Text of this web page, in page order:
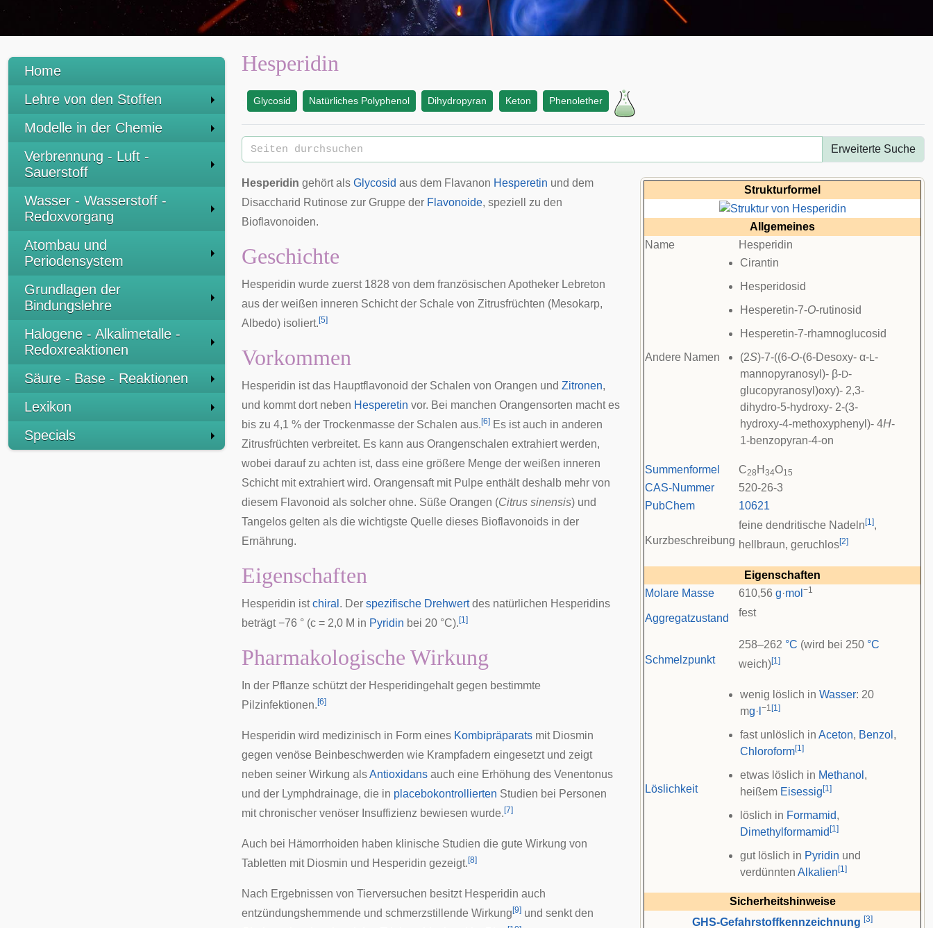
Home
Lehre von den Stoffen
Modelle in der Chemie
Verbrennung - Luft -
Sauerstoff
Wasser - Wasserstoff -
Redoxvorgang
Atombau und
Periodensystem
Grundlagen der
Bindungslehre
Halogene - Alkalimetalle -
Redoxreaktionen
Säure - Base - Reaktionen
Lexikon
Specials
Hesperidin
Glycosid Natürliches Polyphenol Dihydropyran Keton Phenolether
Erweiterte Suche
Strukturformel
Allgemeines
Name
Hesperidin
Andere Namen
Cirantin
Hesperidosid
Hesperetin-7-O-rutinosid
Hesperetin-7-rhamnoglucosid
(2S)-7-((6-O-(6-Desoxy- α-L -
mannopyranosyl)- β-D-
glucopyranosyl)oxy)- 2,3-
dihydro-5-hydroxy- 2-(3-
hydroxy-4-methoxyphenyl)- 4H-
1-benzopyran-4-on
Summenformel C28 H 34O15
CAS-Nummer
520-26-3
PubChem
10621
Kurzbeschreibung
feine dendritische Nadeln [1],
hellbraun, geruchlos[2]
Eigenschaften
Molare Masse
610,56 g·mol −1
Aggregatzustand fest
Schmelzpunkt
258–262 °C (wird bei 250 °C
weich)[1]
Löslichkeit
wenig löslich in Wasser: 20
mg· −1 [1]
fast unlöslich in Aceton, Benzol ,
Chloroform[1]
etwas löslich in Methanol ,
heißem Eisessig [1]
löslich in Formamid,
Dimethylformamid [1]
gut löslich in Pyridin und
verdünnten Alkalien [1]
Sicherheitshinweise
GHS-Gefahrstoffkennzeichnung [3]
Hesperidin gehört als Glycosid aus dem Flavanon Hesperetin und dem
Disaccharid Rutinose zur Gruppe der Flavonoide, speziell zu den
Bioflavonoiden.
Geschichte
Hesperidin wurde zuerst 1828 von dem französischen Apotheker Lebreton
aus der weißen inneren Schicht der Schale von Zitrusfrüchten (Mesokarp,
Albedo) isoliert. [5]
Vorkommen
Hesperidin ist das Hauptflavonoid der Schalen von Orangen und Zitronen,
und kommt dort neben Hesperetin vor. Bei manchen Orangensorten macht es
bis zu 4,1 % der Trockenmasse der Schalen aus. [6] Es ist auch in anderen
Zitrusfrüchten verbreitet. Es kann aus Orangenschalen extrahiert werden,
wobei darauf zu achten ist, dass eine größere Menge der weißen inneren
Schicht mit extrahiert wird. Orangensaft mit Pulpe enthält deshalb mehr von
diesem Flavonoid als solcher ohne. Süße Orangen (Citrus sinensis) und
Tangelos gelten als die wichtigste Quelle dieses Bioflavonoids in der
Ernährung.
Eigenschaften
Hesperidin istchiral . Der spezifische Drehwertdes natürlichen Hesperidins
beträgt −76 ° (c = 2,0 M in Pyridin bei 20 °C). [1]
Pharmakologische Wirkung
In der Pflanze schützt der Hesperidingehalt gegen bestimmte
Pilzinfektionen. [6]
Hesperidin wird medizinisch in Form eines Kombipräparats mit Diosmin
gegen venöse Beinbeschwerden wie Krampfadern eingesetzt und zeigt
neben seiner Wirkung alsAntioxidans auch eine Erhöhung des Venentonus
und der Lymphdrainage, die in placebokontrollierten Studien bei Personen
mit chronischer venöser Insuffizienz bewiesen wurde. [7]
Auch bei Hämorrhoiden haben klinische Studien die gute Wirkung von
Tabletten mit Diosmin und Hesperidin gezeigt. [8]
Nach Ergebnissen von Tierversuchen besitzt Hesperidin auch
entzündungshemmende und schmerzstillende Wirkung [9] und senkt den